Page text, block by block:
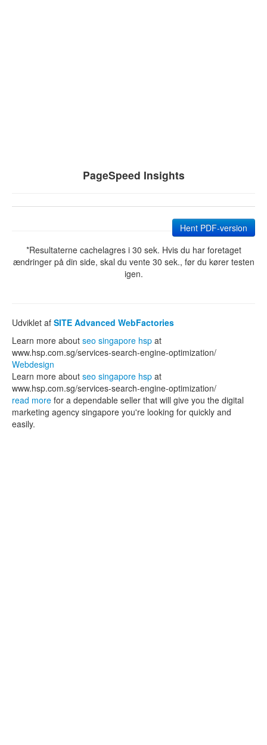
PageSpeed Insights
Hent PDF-version
*Resultaterne cachelagres i 30 sek. Hvis du har foretaget
ændringer på din side, skal du vente 30 sek., før du kører testen
igen.
Udviklet af SITE Advanced WebFactories
Learn more about seo singapore hsp at
www.hsp.com.sg/services-search-engine-optimization/
Webdesign
Learn more about seo singapore hsp at
www.hsp.com.sg/services-search-engine-optimization/
read more for a dependable seller that will give you the digital
marketing agency singapore you're looking for quickly and
easily.